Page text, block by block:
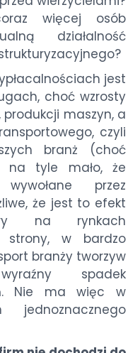
więcej osób
działalność
jest
choć wzrosty
maszyn, a
czyli
branż (choć
na tyle mało, że
przez
że jest to efekt
na rynkach
strony, w bardzo
branży tworzyw
spadek
Nie ma więc w
jednoznacznego